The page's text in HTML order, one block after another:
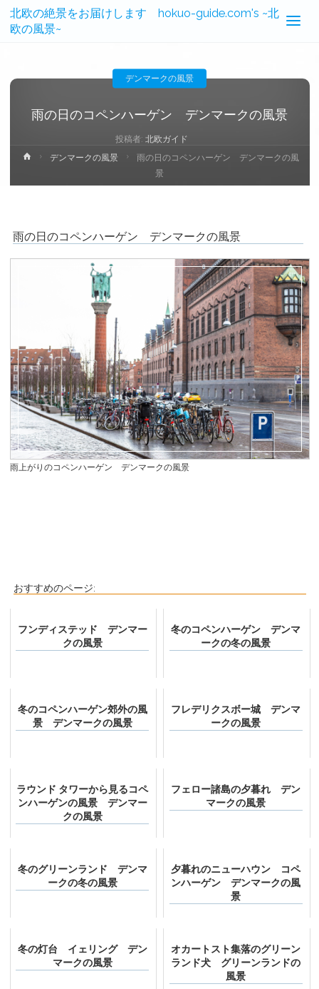
北欧の絶景をお届けします hokuo-guide.com's ~北
欧の風景~
雨の日のコペンハーゲン デンマークの風景
投稿者: 北欧ガイド
デンマークの風景
ホ
ム
デンマークの風景
雨の日のコペンハーゲン デンマークの風
景
雨の日のコペンハーゲン デンマークの風景
雨上がりのコペンハーゲン デンマークの風景
おすすめのページ:
フンディステッド デンマー
クの風景
冬のコペンハーゲン デンマ
ークの冬の風景
冬のコペンハーゲン郊外の風
景 デンマークの風景
フレデリクスボー城 デンマ
ークの風景
ラウンド タワーから見るコペ
ンハーゲンの風景 デンマー
クの風景
フェロー諸島の夕暮れ デン
マークの風景
冬のグリーンランド デンマ
ークの冬の風景
夕暮れのニューハウン コペ
ンハーゲン デンマークの風
景
冬の灯台 イェリング デン
マークの風景
オカートスト集落のグリーン
ランド犬 グリーンランドの
風景